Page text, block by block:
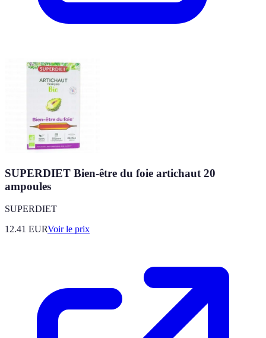
SUPERDIET Bien-être du foie artichaut 20
ampoules
SUPERDIET
12.41 EURVoir le prix